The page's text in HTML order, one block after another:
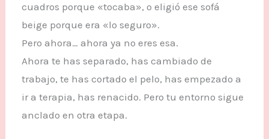
cuadros porque «tocaba», o eligió ese sofá
beige porque era «lo seguro».
Pero ahora… ahora ya no eres esa.
Ahora te has separado, has cambiado de
trabajo, te has cortado el pelo, has empezado a
ir a terapia, has renacido. Pero tu entorno sigue
anclado en otra etapa.